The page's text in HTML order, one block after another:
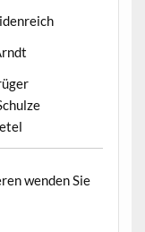
wenden Sie